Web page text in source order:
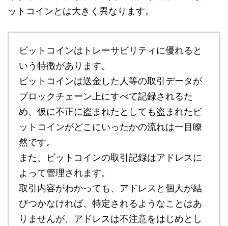
ットコインとは大きく異なります。
ビットコインはトレーサビリティに優れると
いう特徴があります。
ビットコインは送金した人等の取引データが
ブロックチェーン上にすべて記録されるた
め、仮に不正に盗まれたとしても盗まれたビ
ットコインがどこにいったかの流れは一目瞭
然です。
また、ビットコインの取引記録はアドレスに
よって管理されます。
取引内容がわかっても、アドレスと個人が結
びつかなければ、特定されるようなことはあ
りませんが、アドレスは不注意をはじめとし